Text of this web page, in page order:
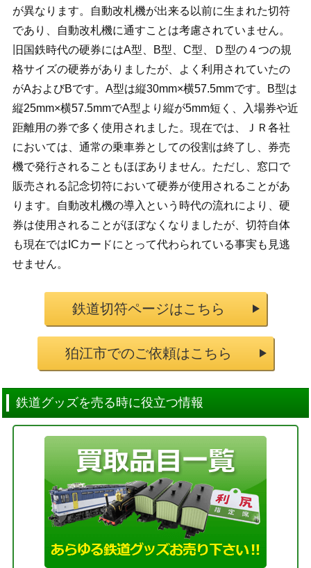
が異なります。自動改札機が出来る以前に生まれた切符
であり、自動改札機に通すことは考慮されていません。
旧国鉄時代の硬券にはA型、B型、C型、Ｄ型の４つの規
格サイズの硬券がありましたが、よく利用されていたの
がAおよびBです。A型は縦30mm×横57.5mmです。B型は
縦25mm×横57.5mmでA型より縦が5mm短く、入場券や近
距離用の券で多く使用されました。現在では、ＪＲ各社
においては、通常の乗車券としての役割は終了し、券売
機で発行されることもほぼありません。ただし、窓口で
販売される記念切符において硬券が使用されることがあ
ります。自動改札機の導入という時代の流れにより、硬
券は使用されることがほぼなくなりましたが、切符自体
も現在ではICカードにとって代わられている事実も見逃
せません。
鉄道切符ページはこちら
狛江市でのご依頼はこちら
鉄道グッズを売る時に役立つ情報